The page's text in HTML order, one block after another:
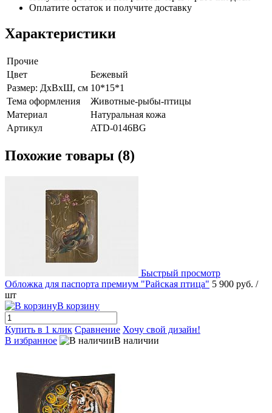
Оплатите остаток и получите доставку
Характеристики
Прочие
Цвет
Бежевый
Размер: ДхВхШ, см 10*15*1
Тема оформления
Животные-рыбы-птицы
Материал
Натуральная кожа
Артикул
ATD-0146BG
Похожие товары (8)
Быстрый просмотр
Обложка для паспорта премиум "Райская птица" 5 900 руб. /
шт
В корзину
Купить в 1 клик Сравнение Хочу свой дизайн!
В избранное
В наличии